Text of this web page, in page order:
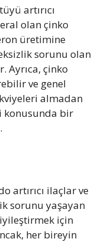
artırıcı
olan çinko
üretimine
sorunu olan
Ayrıca, çinko
ve genel
almadan
konusunda bir
artırıcı ilaçlar ve
sorunu yaşayan
için
her bireyin